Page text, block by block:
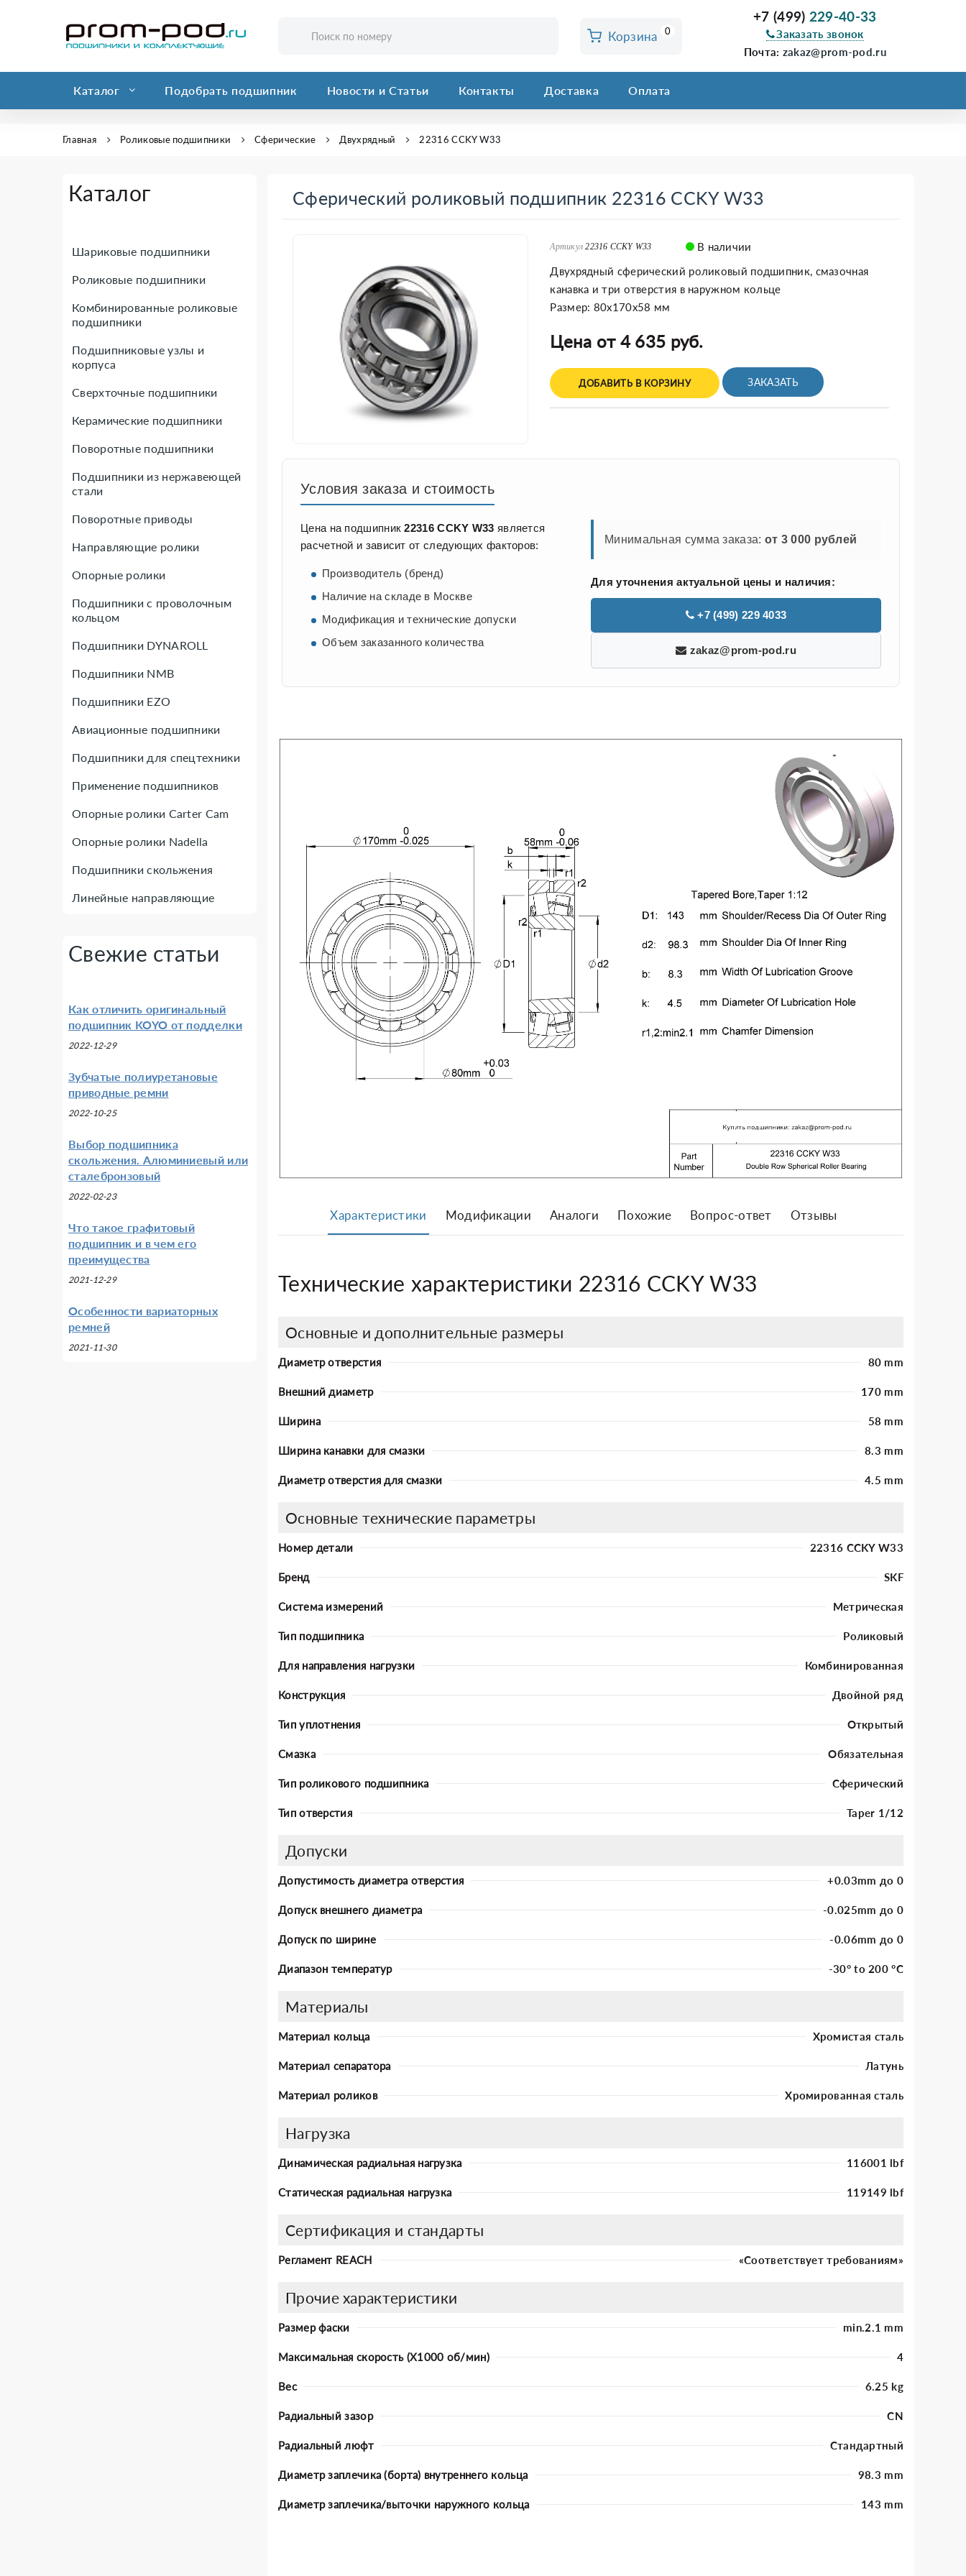
Корзина 0
+7 (499) 229-40-33
Заказать звонок
Почта: zakaz@prom-pod.ru
Каталог Подобрать подшипник Новости и Статьи Контакты Доставка Оплата
Главная Роликовые подшипники Сферические Двухрядный 22316 CCKY W33
Каталог
Шариковые подшипники
Роликовые подшипники
Комбинированные роликовые
подшипники
Подшипниковые узлы и
корпуса
Сверхточные подшипники
Керамические подшипники
Поворотные подшипники
Подшипники из нержавеющей
стали
Поворотные приводы
Направляющие ролики
Опорные ролики
Подшипники с проволочным
кольцом
Подшипники DYNAROLL
Подшипники NMB
Подшипники EZO
Авиационные подшипники
Подшипники для спецтехники
Применение подшипников
Опорные ролики Carter Cam
Опорные ролики Nadella
Подшипники скольжения
Линейные направляющие
Свежие статьи
Как отличить оригинальный
подшипник KOYO от подделки
2022-12-29
Зубчатые полиуретановые
приводные ремни
2022-10-25
Выбор подшипника
скольжения. Алюминиевый или
сталебронзовый
2022-02-23
Что такое графитовый
подшипник и в чем его
преимущества
2021-12-29
Особенности вариаторных
ремней
2021-11-30
Сферический роликовый подшипник 22316 CCKY W33
Артикул 22316 CCKY W33
В наличии
Двухрядный сферический роликовый подшипник, смазочная
канавка и три отверстия в наружном кольце
Размер: 80x170x58 мм
Цена от 4 635 руб.
ДОБАВИТЬ В КОРЗИНУ ЗАКАЗАТЬ
Условия заказа и стоимость
Цена на подшипник22316 CCKY W33 является
расчетной и зависит от следующих факторов:
Производитель (бренд)
Наличие на складе в Москве
Модификация и технические допуски
Объем заказанного количества
Минимальная сумма заказа: от 3 000 рублей
Для уточнения актуальной цены и наличия:
+7 (499) 229 4033
zakaz@prom-pod.ru
Характеристики Модификации Аналоги Похожие Вопрос-ответ Отзывы
Технические характеристики 22316 CCKY W33
Основные и дополнительные размеры
Диаметр отверстия 80 mm
Внешний диаметр 170 mm
Ширина 58 mm
Ширина канавки для смазки 8.3 mm
Диаметр отверстия для смазки 4.5 mm
Основные технические параметры
Номер детали 22316 CCKY W33
Бренд SKF
Система измерений Метрическая
Тип подшипника Роликовый
Для направления нагрузки Комбинированная
Конструкция Двойной ряд
Тип уплотнения Открытый
Смазка Обязательная
Тип роликового подшипника Сферический
Тип отверстия Taper 1/12
Допуски
Допустимость диаметра отверстия +0.03mm до 0
Допуск внешнего диаметра -0.025mm до 0
Допуск по ширине -0.06mm до 0
Диапазон температур -30° to 200 °C
Материалы
Материал кольца Хромистая сталь
Материал сепаратора Латунь
Материал роликов Хромированная сталь
Нагрузка
Динамическая радиальная нагрузка 116001 lbf
Статическая радиальная нагрузка 119149 lbf
Сертификация и стандарты
Регламент REACH «Соответствует требованиям»
Прочие характеристики
Размер фаски min.2.1 mm
Максимальная скорость (X1000 об/мин) 4
Вес 6.25 kg
Радиальный зазор CN
Радиальный люфт Стандартный
Диаметр заплечика (борта) внутреннего кольца 98.3 mm
Диаметр заплечика/выточки наружного кольца 143 mm